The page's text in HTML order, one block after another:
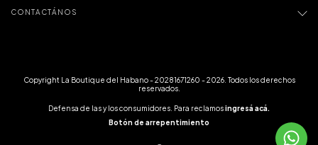
CONTACTÁNOS
Copyright La Boutique del Habano - 20281671260 - 2026. Todos los derechos
reservados.
Defensa de las y los consumidores. Para reclamosingresá acá.
Botón de arrepentimiento